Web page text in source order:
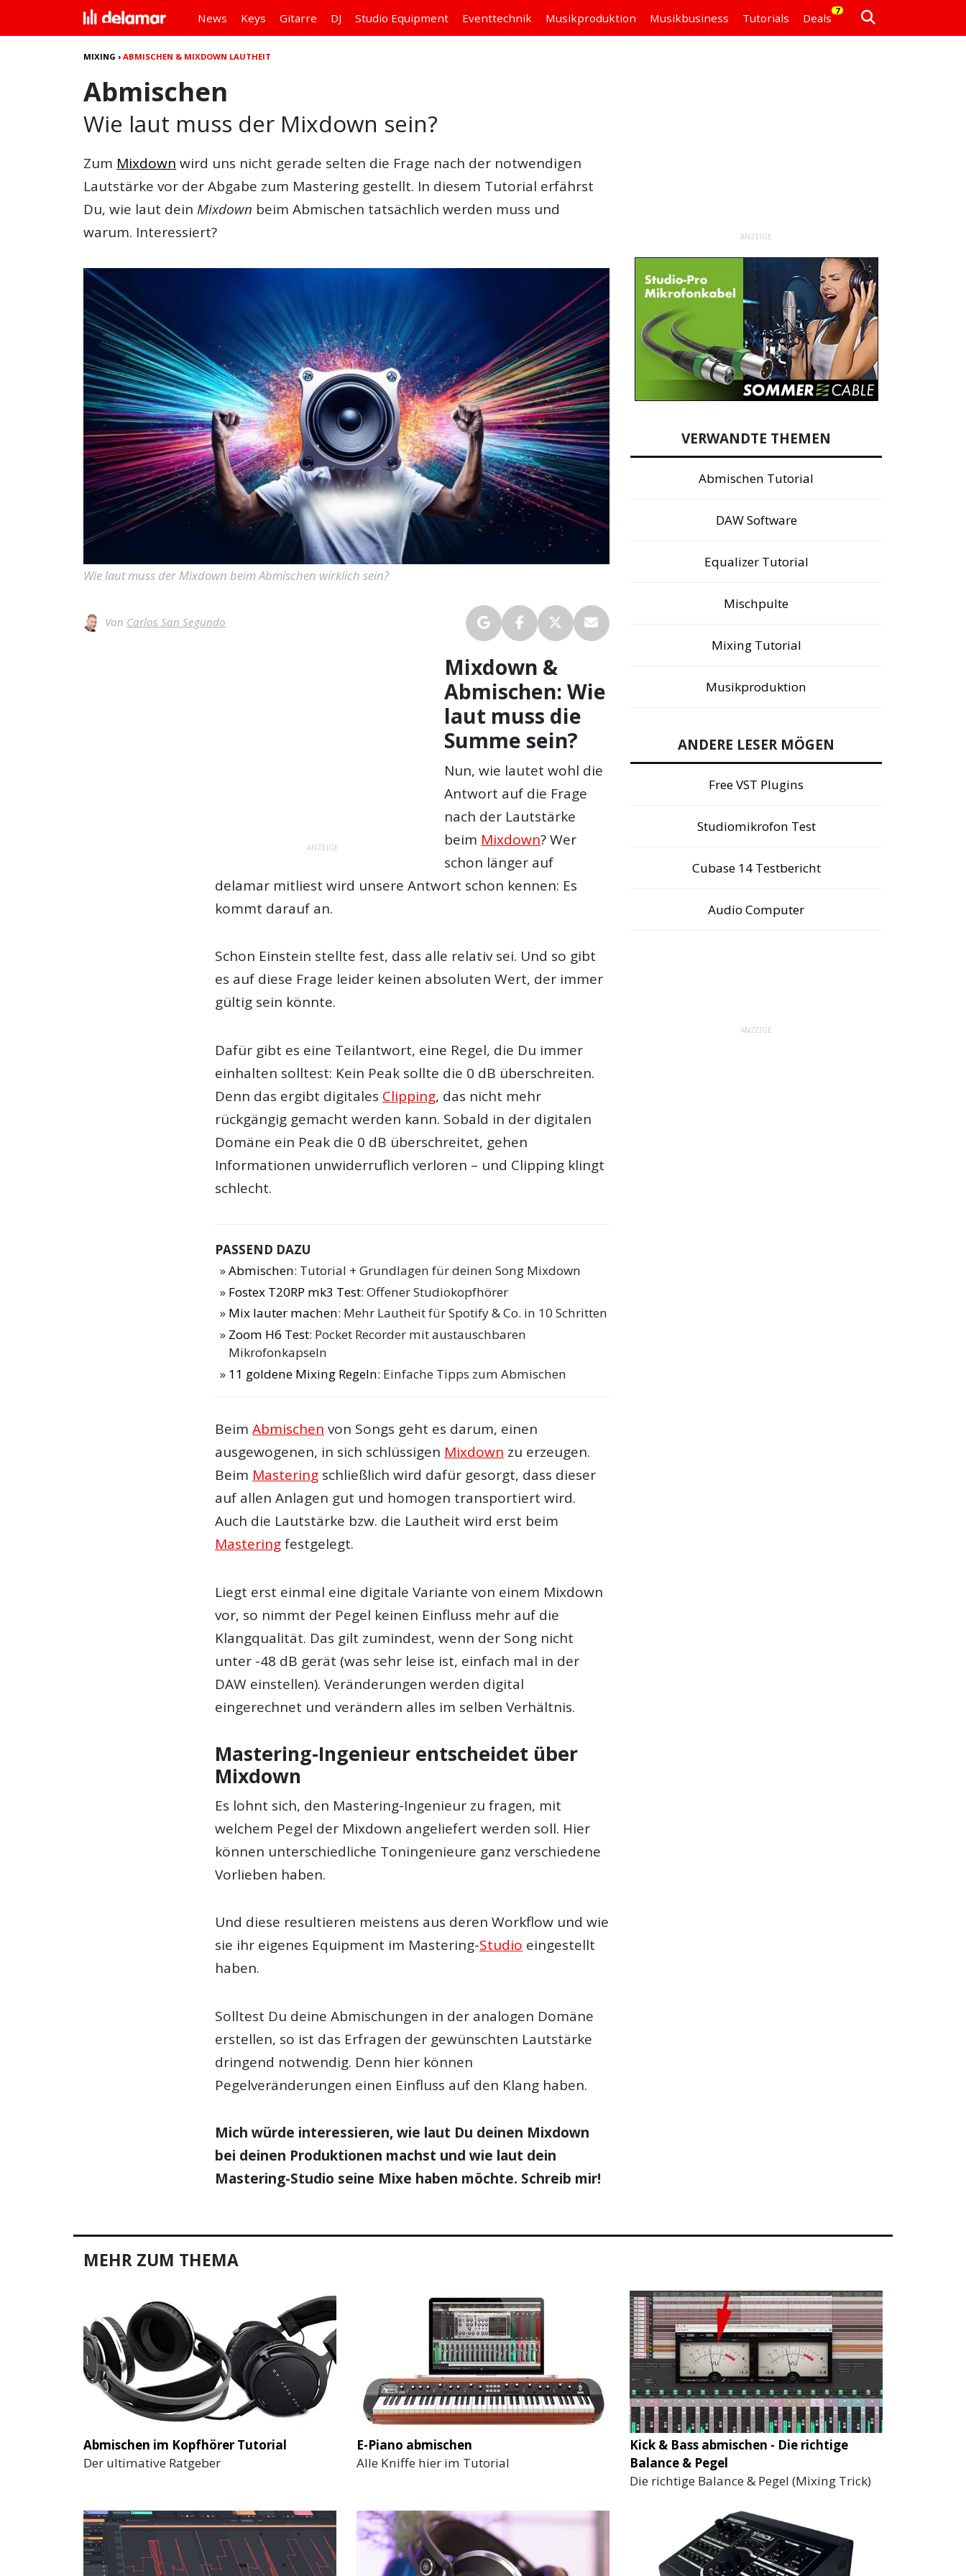
News Keys Gitarre DJ Studio Equipment Eventtechnik Musikproduktion Musikbusiness Tutorials Deals
7
MIXING ›ABMISCHEN & MIXDOWN LAUTHEIT
Abmischen
Wie laut muss der Mixdown sein?
Zum Mixdown wird uns nicht gerade selten die Frage nach der notwendigen
Lautstärke vor der Abgabe zum Mastering gestellt. In diesem Tutorial erfährst
Du, wie laut deinMixdown beim Abmischen tatsächlich werden muss und
warum. Interessiert?
Wie laut muss der Mixdown beim Abmischen wirklich sein?
Von Carlos San Segundo
ANZEIGE
Mixdown &
Abmischen: Wie
laut muss die
Summe sein?
Nun, wie lautet wohl die
Antwort auf die Frage
nach der Lautstärke
beim Mixdown? Wer
schon länger auf
delamar mitliest wird unsere Antwort schon kennen: Es
kommt darauf an.
Schon Einstein stellte fest, dass alle relativ sei. Und so gibt
es auf diese Frage leider keinen absoluten Wert, der immer
gültig sein könnte.
Dafür gibt es eine Teilantwort, eine Regel, die Du immer
einhalten solltest: Kein Peak sollte die 0 dB überschreiten.
Denn das ergibt digitales Clipping, das nicht mehr
rückgängig gemacht werden kann. Sobald in der digitalen
Domäne ein Peak die 0 dB überschreitet, gehen
Informationen unwiderruflich verloren – und Clipping klingt
schlecht.
PASSEND DAZU
Abmischen: Tutorial + Grundlagen für deinen Song Mixdown
Fostex T20RP mk3 Test: Offener Studiokopfhörer
Mix lauter machen: Mehr Lautheit für Spotify & Co. in 10 Schritten
Zoom H6 Test: Pocket Recorder mit austauschbaren
Mikrofonkapseln
11 goldene Mixing Regeln: Einfache Tipps zum Abmischen
BeimAbmischen von Songs geht es darum, einen
ausgewogenen, in sich schlüssigen Mixdown zu erzeugen.
Beim Mastering schließlich wird dafür gesorgt, dass dieser
auf allen Anlagen gut und homogen transportiert wird.
Auch die Lautstärke bzw. die Lautheit wird erst beim
Masteringfestgelegt.
Liegt erst einmal eine digitale Variante von einem Mixdown
vor, so nimmt der Pegel keinen Einfluss mehr auf die
Klangqualität. Das gilt zumindest, wenn der Song nicht
unter -48 dB gerät (was sehr leise ist, einfach mal in der
DAW einstellen). Veränderungen werden digital
eingerechnet und verändern alles im selben Verhältnis.
Mastering-Ingenieur entscheidet über
Mixdown
Es lohnt sich, den Mastering-Ingenieur zu fragen, mit
welchem Pegel der Mixdown angeliefert werden soll. Hier
können unterschiedliche Toningenieure ganz verschiedene
Vorlieben haben.
Und diese resultieren meistens aus deren Workflow und wie
sie ihr eigenes Equipment im Mastering-Studio eingestellt
haben.
Solltest Du deine Abmischungen in der analogen Domäne
erstellen, so ist das Erfragen der gewünschten Lautstärke
dringend notwendig. Denn hier können
Pegelveränderungen einen Einfluss auf den Klang haben.
Mich würde interessieren, wie laut Du deinen Mixdown
bei deinen Produktionen machst und wie laut dein
Mastering-Studio seine Mixe haben möchte. Schreib mir!
ANZEIGE
VERWANDTE THEMEN
Abmischen Tutorial
DAW Software
Equalizer Tutorial
Mischpulte
Mixing Tutorial
Musikproduktion
ANDERE LESER MÖGEN
Free VST Plugins
Studiomikrofon Test
Cubase 14 Testbericht
Audio Computer
ANZEIGE
MEHR ZUM THEMA
Abmischen im Kopfhörer Tutorial
Der ultimative Ratgeber
E-Piano abmischen
Alle Kniffe hier im Tutorial
Kick & Bass abmischen - Die richtige
Balance & Pegel
Die richtige Balance & Pegel (Mixing Trick)